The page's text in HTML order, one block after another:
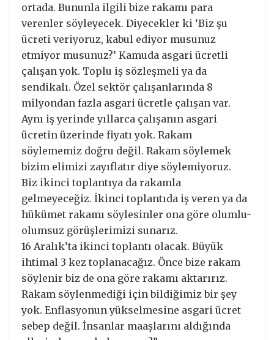
ortada. Bununla ilgili bize rakamı para
verenler söyleyecek. Diyecekler ki ‘Biz şu
ücreti veriyoruz, kabul ediyor musunuz
etmiyor musunuz?’ Kamuda asgari ücretli
çalışan yok. Toplu iş sözleşmeli ya da
sendikalı. Özel sektör çalışanlarında 8
milyondan fazla asgari ücretle çalışan var.
Aynı iş yerinde yıllarca çalışanın asgari
ücretin üzerinde fiyatı yok. Rakam
söylememiz doğru değil. Rakam söylemek
bizim elimizi zayıflatır diye söylemiyoruz.
Biz ikinci toplantıya da rakamla
gelmeyeceğiz. İkinci toplantıda iş veren ya da
hükümet rakamı söylesinler ona göre olumlu-
olumsuz görüşlerimizi sunarız.
16 Aralık’ta ikinci toplantı olacak. Büyük
ihtimal 3 kez toplanacağız. Önce bize rakam
söylenir biz de ona göre rakamı aktarırız.
Rakam söylenmediği için bildiğimiz bir şey
yok. Enflasyonun yükselmesine asgari ücret
sebep değil. İnsanlar maaşlarını aldığında